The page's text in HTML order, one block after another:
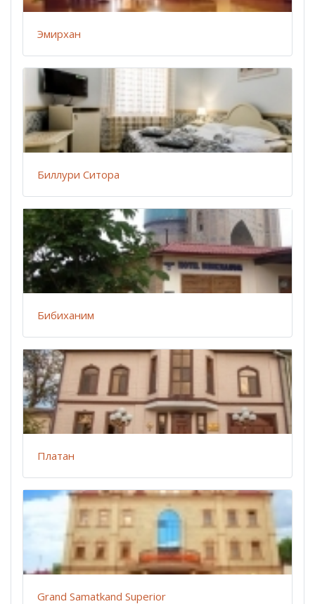
Эмирхан
Биллури Ситора
Бибиханим
Платан
Grand Samatkand Superior